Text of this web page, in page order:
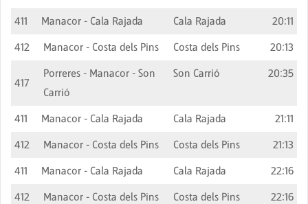
411
Manacor - Cala Rajada Cala Rajada
20:11
412
Manacor - Costa dels Pins Costa dels Pins 20:13
417
Porreres - Manacor - Son
Carrió
Son Carrió 20:35
411 Manacor - Cala Rajada Cala Rajada
21:11
412
Manacor - Costa dels Pins Costa dels Pins
21:13
411
Manacor - Cala Rajada Cala Rajada
22:16
412
Manacor - Costa dels Pins Costa dels Pins 22:16